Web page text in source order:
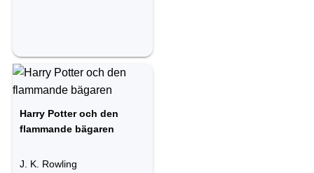
Harry Potter och den
flammande bägaren
J. K. Rowling